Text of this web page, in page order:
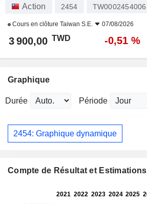
Action 2454 TW0002454006
Cours en clôture Taiwan S.E. 07/08/2026
3 900,00 TWD -0,51 %
Graphique
Durée Période
2454: Graphique dynamique
Compte de Résultat et Estimations